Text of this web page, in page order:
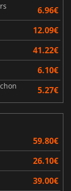
6.96€
12.09€
41.22€
6.10€
5.27€
59.80€
26.10€
39.00€